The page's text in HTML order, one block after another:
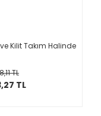
Kilit Takım Halinde
TL
TL